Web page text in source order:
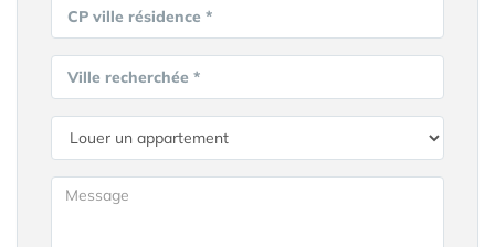
CP ville résidence *
Ville recherchée *